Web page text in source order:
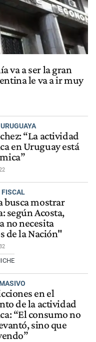
va a ser la gran
le va a ir muy
“La actividad
en Uruguay está
FISCAL
busca mostrar
según Acosta,
no necesita
de la Nación"
en el
de la actividad
“El consumo no
sino que